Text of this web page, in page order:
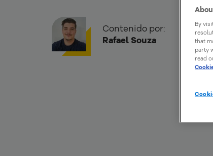
Contenido por:
Rafael Souza
By
that
party
read